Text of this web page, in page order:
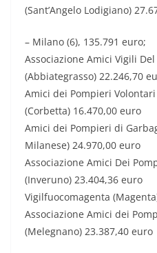
(Sant’Angelo Lodigiano)
– Milano (6), 135.791 euro;
Associazione Amici Vigili
(Abbiategrasso) 22.246,70
Amici dei Pompieri
(Corbetta) 16.470,00 euro
Amici dei Pompieri di
Milanese) 24.970,00 euro
Associazione Amici Dei
(Inveruno) 23.404,36 euro
Vigilfuocomagenta
Associazione Amici dei
(Melegnano) 23.387,40 euro